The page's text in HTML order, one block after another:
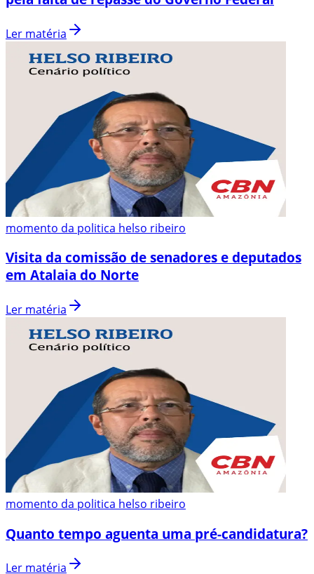
Ler matéria
momento da politica helso ribeiro
Visita da comissão de senadores e deputados
em Atalaia do Norte
Ler matéria
momento da politica helso ribeiro
Quanto tempo aguenta uma pré-candidatura?
Ler matéria